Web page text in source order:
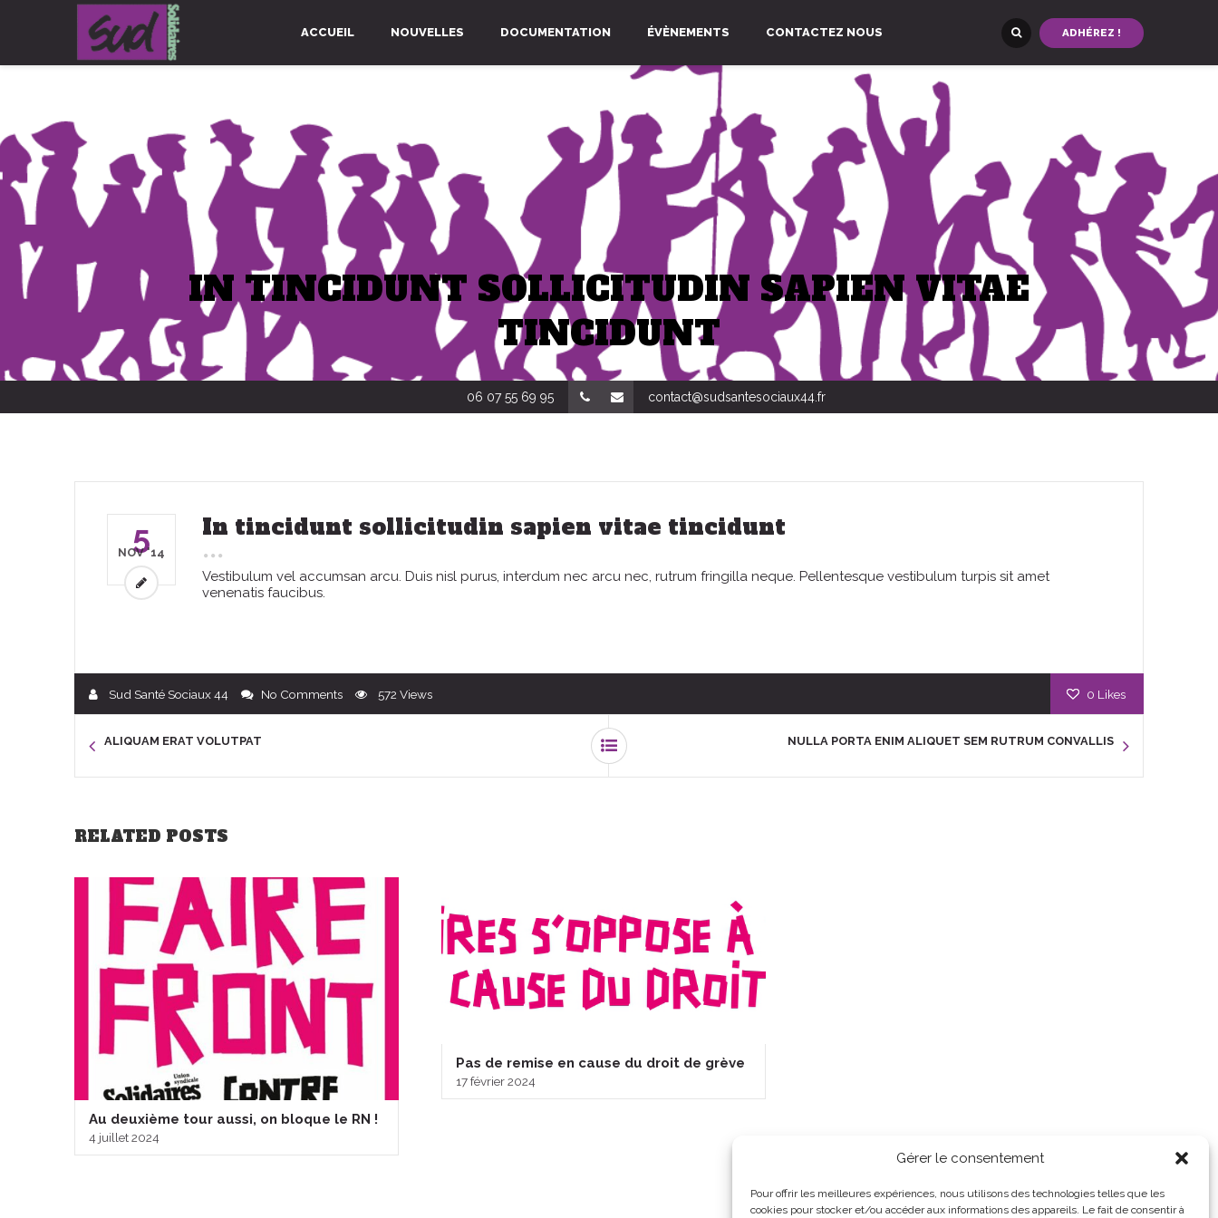
Gérer le consentement
Pour offrir les meilleures expériences, nous utilisons des technologies telles que les
cookies pour stocker et/ou accéder aux informations des appareils. Le fait de consentir à
ACCUEIL NOUVELLES DOCUMENTATION ÉVÈNEMENTS CONTACTEZ NOUS ADHÉREZ !
IN TINCIDUNT SOLLICITUDIN SAPIEN VITAE
TINCIDUNT
06 07 55 69 95 contact@sudsantesociaux44.fr
5
NOV '14
In tincidunt sollicitudin sapien vitae tincidunt
Vestibulum vel accumsan arcu. Duis nisl purus, interdum nec arcu nec, rutrum fringilla neque. Pellentesque vestibulum turpis sit amet
venenatis faucibus.
Sud Santé Sociaux 44 No Comments 572 Views 0 Likes
ALIQUAM ERAT VOLUTPAT NULLA PORTA ENIM ALIQUET SEM RUTRUM CONVALLIS
RELATED POSTS
Au deuxième tour aussi, on bloque le RN !
4 juillet 2024
Pas de remise en cause du droit de grève
17 février 2024